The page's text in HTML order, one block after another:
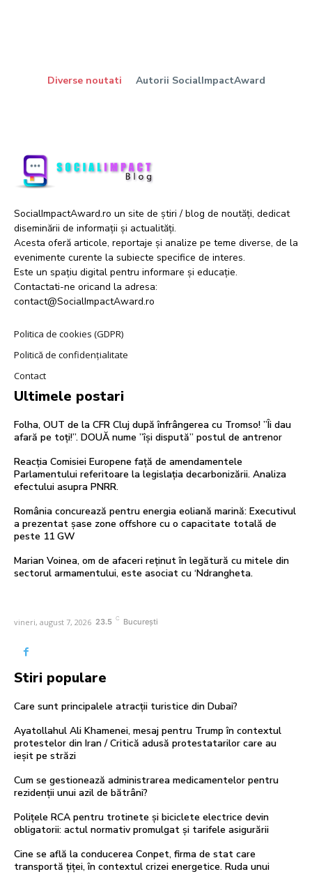
Diverse noutati Autorii SocialImpactAward
SocialImpactAward.ro un site de știri / blog de noutăți, dedicat
diseminării de informații și actualități.
Acesta oferă articole, reportaje și analize pe teme diverse, de la
evenimente curente la subiecte specifice de interes.
Este un spațiu digital pentru informare și educație.
Contactati-ne oricand la adresa:
contact@SocialImpactAward.ro
Politica de cookies (GDPR)
Politică de confidențialitate
Contact
Ultimele postari
Folha, OUT de la CFR Cluj după înfrângerea cu Tromso! ”Îi dau
afară pe toți!”. DOUĂ nume ”își dispută” postul de antrenor
Reacția Comisiei Europene față de amendamentele
Parlamentului referitoare la legislația decarbonizării. Analiza
efectului asupra PNRR.
România concurează pentru energia eoliană marină: Executivul
a prezentat șase zone offshore cu o capacitate totală de
peste 11 GW
Marian Voinea, om de afaceri reținut în legătură cu mitele din
sectorul armamentului, este asociat cu ‘Ndrangheta.
vineri, august 7, 2026 23.5 C București
Stiri populare
Care sunt principalele atracții turistice din Dubai?
Ayatollahul Ali Khamenei, mesaj pentru Trump în contextul
protestelor din Iran / Critică adusă protestatarilor care au
ieșit pe străzi
Cum se gestionează administrarea medicamentelor pentru
rezidenții unui azil de bătrâni?
Polițele RCA pentru trotinete și biciclete electrice devin
obligatorii: actul normativ promulgat și tarifele asigurării
Cine se află la conducerea Conpet, firma de stat care
transportă țiței, în contextul crizei energetice. Ruda unui